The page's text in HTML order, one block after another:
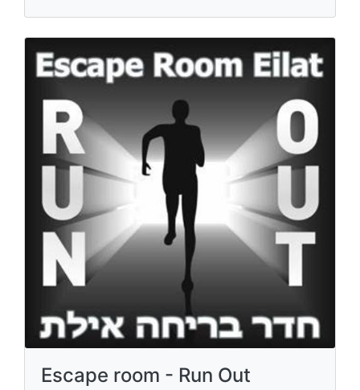
Escape room - Run Out